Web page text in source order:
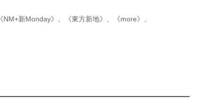
《NM+新Monday》 《東方新地》 《more》